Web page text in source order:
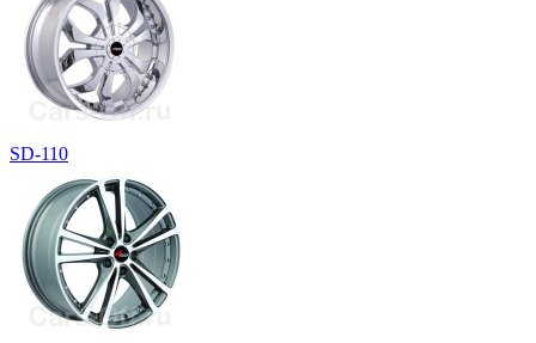
SD-110